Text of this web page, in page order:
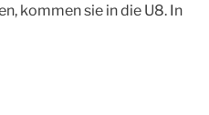
kommen sie in die U8. In